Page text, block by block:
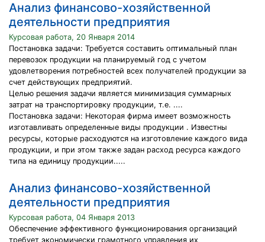
Анализ финансово-хозяйственной
деятельности предприятия
Курсовая работа, 20 Января 2014
Постановка задачи: Требуется составить оптимальный план
перевозок продукции на планируемый год с учетом
удовлетворения потребностей всех получателей продукции за
счет действующих предприятий.
Целью решения задачи является минимизация суммарных
затрат на транспортировку продукции, т.е. ....
Постановка задачи: Некоторая фирма имеет возможность
изготавливать определенные виды продукции . Известны
ресурсы, которые расходуются на изготовление каждого вида
продукции, и при этом также задан расход ресурса каждого
типа на единицу продукции.....
Анализ финансово-хозяйственной
деятельности предприятия
Курсовая работа, 04 Января 2013
Обеспечение эффективного функционирования организаций
требует экономически грамотного управления их